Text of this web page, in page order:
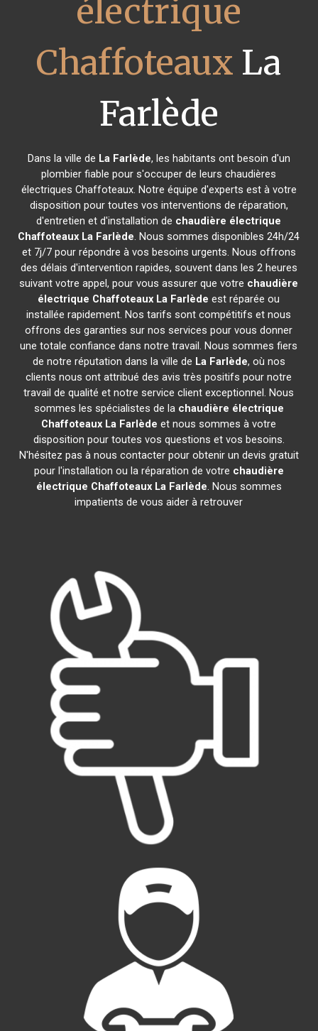
électrique
Chaffoteaux La
Farlède
Dans la ville de La Farlède, les habitants ont besoin d'un
plombier fiable pour s'occuper de leurs chaudières
électriques Chaffoteaux. Notre équipe d'experts est à votre
disposition pour toutes vos interventions de réparation,
d'entretien et d'installation de chaudière électrique
Chaffoteaux La Farlède. Nous sommes disponibles 24h/24
et 7j/7 pour répondre à vos besoins urgents. Nous offrons
des délais d'intervention rapides, souvent dans les 2 heures
suivant votre appel, pour vous assurer que votre chaudière
électrique Chaffoteaux La Farlède est réparée ou
installée rapidement. Nos tarifs sont compétitifs et nous
offrons des garanties sur nos services pour vous donner
une totale confiance dans notre travail. Nous sommes fiers
de notre réputation dans la ville de La Farlède, où nos
clients nous ont attribué des avis très positifs pour notre
travail de qualité et notre service client exceptionnel. Nous
sommes les spécialistes de la chaudière électrique
Chaffoteaux La Farlède et nous sommes à votre
disposition pour toutes vos questions et vos besoins.
N'hésitez pas à nous contacter pour obtenir un devis gratuit
pour l'installation ou la réparation de votre chaudière
électrique Chaffoteaux La Farlède. Nous sommes
impatients de vous aider à retrouver